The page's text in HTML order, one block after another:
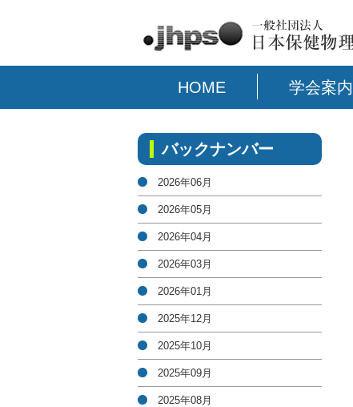
HOME 学会案内
バックナンバー
2026年06月
2026年05月
2026年04月
2026年03月
2026年01月
2025年12月
2025年10月
2025年09月
2025年08月